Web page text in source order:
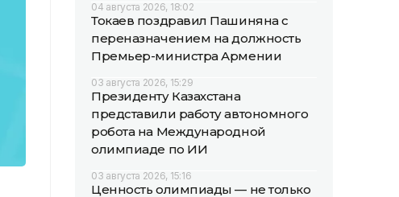
04 августа 2026, 18:02
Токаев поздравил Пашиняна с
переназначением на должность
Премьер-министра Армении
03 августа 2026, 15:29
Президенту Казахстана
представили работу автономного
робота на Международной
олимпиаде по ИИ
03 августа 2026, 15:16
Ценность олимпиады — не только